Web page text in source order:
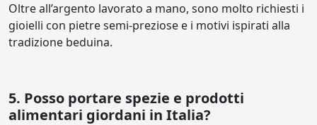
Oltre all’argento lavorato a mano, sono molto richiesti i
gioielli con pietre semi-preziose e i motivi ispirati alla
tradizione beduina.
5. Posso portare spezie e prodotti
alimentari giordani in Italia?